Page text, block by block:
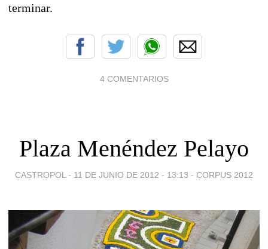
terminar.
4 COMENTARIOS
Plaza Menéndez Pelayo
CASTROPOL - 11 DE JUNIO DE 2012 - 13:13 - CORPUS 2012